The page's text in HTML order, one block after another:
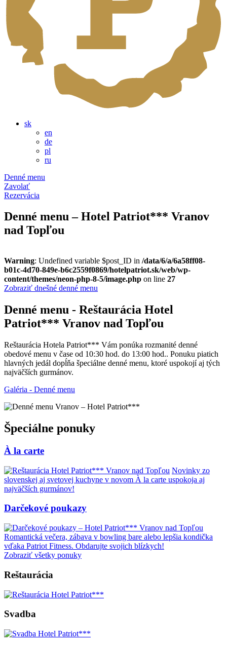
sk
en
de
pl
ru
Denné menu
Zavolať
Rezervácia
Denné menu – Hotel Patriot*** Vranov
nad Topľou
Warning: Undefined variable $post_ID in /data/6/a/6a58ff08-
b01c-4d70-849e-b6c2559f0869/hotelpatriot.sk/web/wp-
content/themes/neon-php-8-5/image.php on line 27
Zobraziť dnešné denné menu
Denné menu - Reštaurácia Hotel
Patriot*** Vranov nad Topľou
Reštaurácia Hotela Patriot*** Vám ponúka rozmanité denné
obedové menu v čase od 10:30 hod. do 13:00 hod.. Ponuku piatich
hlavných jedál dopĺňa špeciálne denné menu, ktoré uspokojí aj tých
najväčších gurmánov.
Galéria - Denné menu
Špeciálne ponuky
À la carte
Novinky zo
slovenskej aj svetovej kuchyne v novom À la carte uspokoja aj
najväčších gurmánov!
Darčekové poukazy
Romantická večera, zábava v bowling bare alebo lepšia kondička
vďaka Patriot Fitness. Obdarujte svojich blízkych!
Zobraziť všetky ponuky
Reštaurácia
Svadba